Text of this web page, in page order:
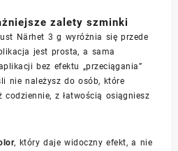
zalety szminki
Närhet 3 g wyróżnia się przede
jest prosta, a sama
bez efektu „przeciągania”
nie należysz do osób, które
z łatwością osiągniesz
, który daje widoczny efekt, a nie